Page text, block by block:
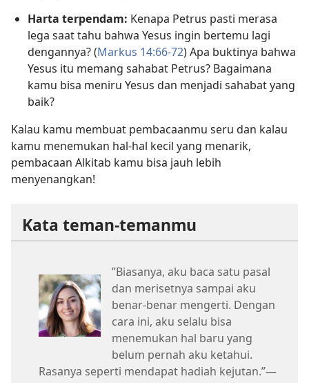
Harta terpendam: Kenapa Petrus pasti merasa
lega saat tahu bahwa Yesus ingin bertemu lagi
dengannya? (Markus 14:66-72) Apa buktinya bahwa
Yesus itu memang sahabat Petrus? Bagaimana
kamu bisa meniru Yesus dan menjadi sahabat yang
baik?
Kalau kamu membuat pembacaanmu seru dan kalau
kamu menemukan hal-hal kecil yang menarik,
pembacaan Alkitab kamu bisa jauh lebih
menyenangkan!
Kata teman-temanmu
”Biasanya, aku baca satu pasal
dan merisetnya sampai aku
benar-benar mengerti. Dengan
cara ini, aku selalu bisa
menemukan hal baru yang
belum pernah aku ketahui.
Rasanya seperti mendapat hadiah kejutan.”​—